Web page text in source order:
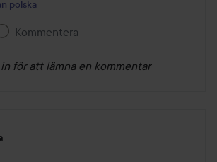
polska
Kommentera
för att lämna en kommentar
skapades 2 år